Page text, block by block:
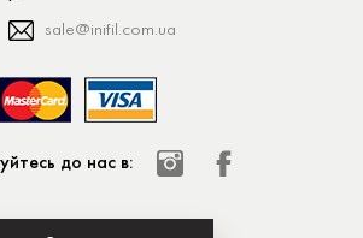
sale@inifil.com.ua
до нас в: